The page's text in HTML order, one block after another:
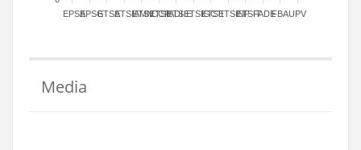
EPSAEPSGETSAETSIAMN
ETSICCP
ETSIADI
ETSIEETSIGCT
ETSIIETSINFETSITFADEFBAUPV
Media